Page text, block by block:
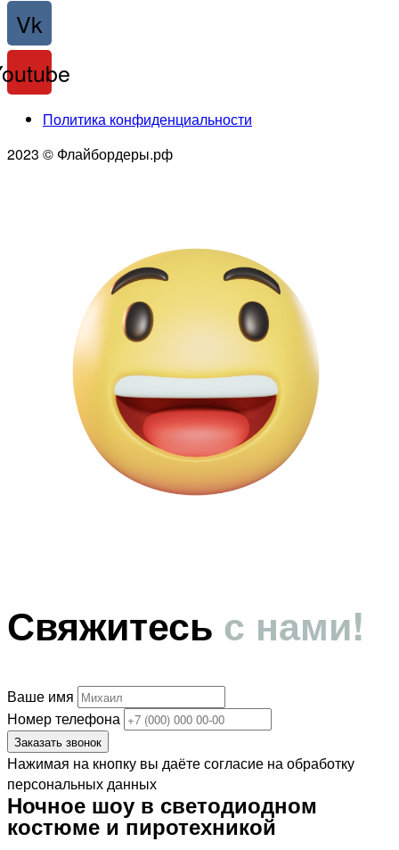
Vk
Политика конфиденциальности
2023 © Флайбордеры.рф
Свяжитесь с нами!
Ваше имя
Номер телефона
Заказать звонок
Нажимая на кнопку вы даёте согласие на обработку
персональных данных
Ночное шоу в светодиодном
костюме и пиротехникой